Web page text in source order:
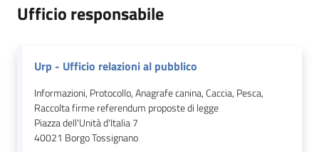
Ufficio responsabile
Urp - Ufficio relazioni al pubblico
Informazioni, Protocollo, Anagrafe canina, Caccia, Pesca,
Raccolta firme referendum proposte di legge
Piazza dell'Unità d'Italia 7
40021 Borgo Tossignano